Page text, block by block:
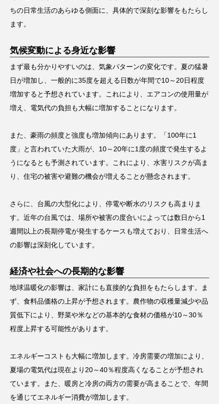
ちの日常生活のあらゆる側面に、具体的で深刻な影響をもたらし
ます。
気候変動による身近な影響
まず最も分かりやすいのは、気象パターンの変化です。夏の猛暑
日が増加し、一般的に35度を超える日数が年間で10～20日程度
増加すると予想されています。これにより、エアコンの使用量が
増え、電気代の負担も大幅に増加することになります。
また、豪雨の頻度と強度も増加傾向にあります。「100年に1
度」と言われていた大雨が、10～20年に1度の頻度で発生するよ
うになるとも予測されています。これにより、水害リスクが高ま
り、住宅の被害や避難の機会が増えることが懸念されます。
さらに、台風の大型化により、停電や断水のリスクも高まりま
す。近年の台風では、場所や被害の度合いによっては数日から1
週間以上の長期停電が発生するケースも増えており、日常生活へ
の影響は深刻化しています。
経済や社会への長期的な影響
地球温暖化の影響は、家計にも直接的な負担をもたらします。ま
ず、食料品価格の上昇が予想されます。農作物の収穫量減少や品
質低下により、野菜や米などの基本的な食材の価格が10～30％
程度上昇する可能性があります。
エネルギーコストも大幅に増加します。冷房需要の増加により、
夏場の電気代は現在より20～40％程度高くなることが予想され
ています。また、暖房と冷房の両方の需要が高まることで、年間
を通じてエネルギー消費が増加します。